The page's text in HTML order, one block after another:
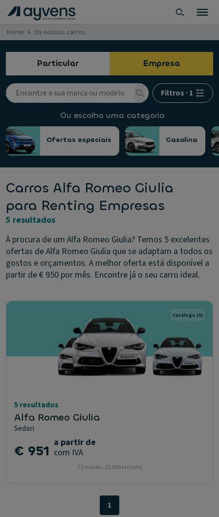
Home Os nossos carros
Particular Empresa
Filtros ·1
Ou escolha uma categoria
Ofertas especiais Gasolina
Carros Alfa Romeo Giulia
para Renting Empresas
5 resultados
À procura de um Alfa Romeo Giulia? Temos 5 excelentes
ofertas de Alfa Romeo Giulia que se adaptam a todos os
gostos e orçamentos. A melhor oferta está disponível a
partir de € 950 por mês. Encontre já o seu carro ideal.
Catálogo (5)
5 resultados
Alfa Romeo Giulia
Sedan
€ 951 a partir de
com IVA
72 meses - 15.000 km/ano
1